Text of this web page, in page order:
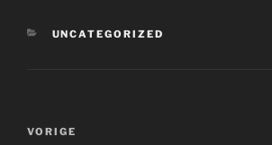
CATEGORIEËN
UNCATEGORIZED
Bericht
Vorig
VORIGE